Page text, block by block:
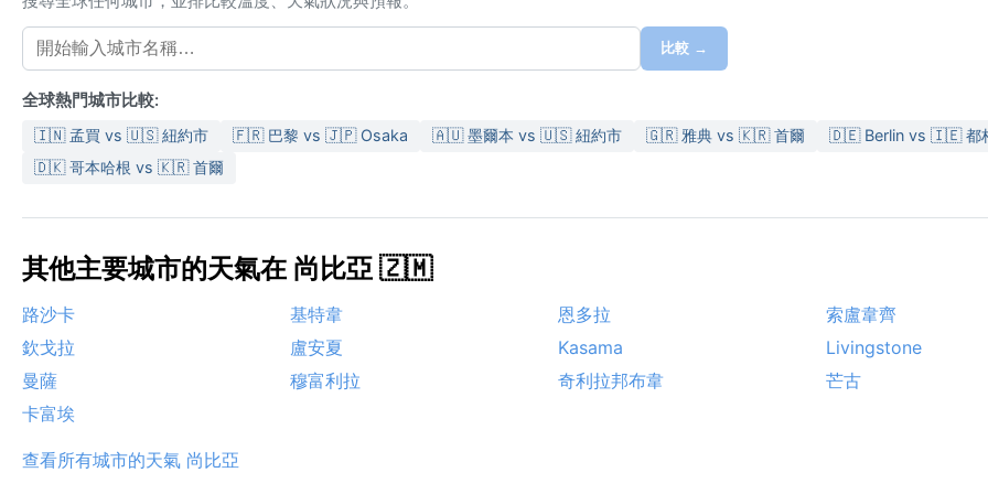
比較 →
全球熱門城市比較:
🇮🇳 孟買 vs 🇺🇸 紐約市 🇫🇷 巴黎 vs 🇯🇵 Osaka 🇦🇺 墨爾本 vs 🇺🇸 紐約市 🇬🇷 雅典 vs 🇰🇷 首爾
🇩🇪 Berlin vs 🇮🇪 都
🇩🇰 哥本哈根 vs 🇰🇷 首爾
其他主要城市的天氣在 尚比亞 🇿🇲
路沙卡 基特韋 恩多拉
索盧韋齊
欽戈拉
盧安夏 Kasama
Livingstone
曼薩
穆富利拉 奇利拉邦布韋
芒古
卡富埃
查看所有城市的天氣 尚比亞